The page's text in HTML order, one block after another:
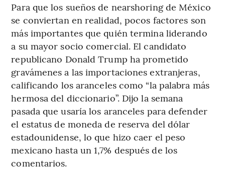
Para que los sueños de nearshoring de México
se conviertan en realidad, pocos factores son
más importantes que quién termina liderando
a su mayor socio comercial. El candidato
republicano Donald Trump ha prometido
gravámenes a las importaciones extranjeras,
calificando los aranceles como “la palabra más
hermosa del diccionario”. Dijo la semana
pasada que usaría los aranceles para defender
el estatus de moneda de reserva del dólar
estadounidense, lo que hizo caer el peso
mexicano hasta un 1,7% después de los
comentarios.